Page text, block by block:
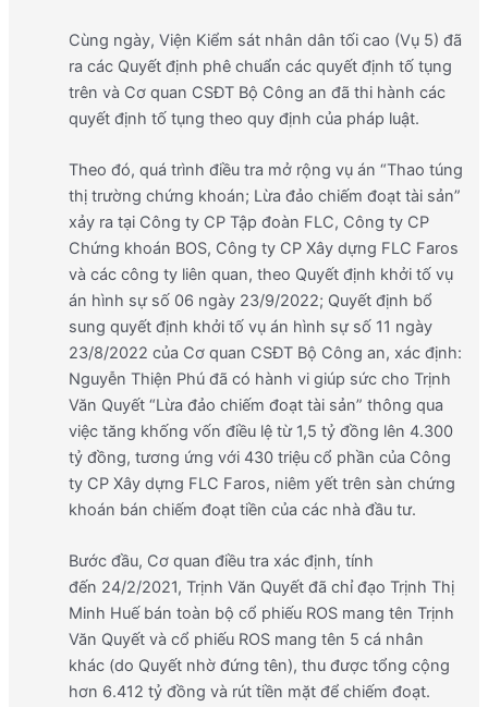
Cùng ngày, Viện Kiểm sát nhân dân tối cao (Vụ 5) đã
ra các Quyết định phê chuẩn các quyết định tố tụng
trên và Cơ quan CSĐT Bộ Công an đã thi hành các
quyết định tố tụng theo quy định của pháp luật.
Theo đó, quá trình điều tra mở rộng vụ án “Thao túng
thị trường chứng khoán; Lừa đảo chiếm đoạt tài sản”
xảy ra tại Công ty CP Tập đoàn FLC, Công ty CP
Chứng khoán BOS, Công ty CP Xây dựng FLC Faros
và các công ty liên quan, theo Quyết định khởi tố vụ
án hình sự số 06 ngày 23/9/2022; Quyết định bổ
sung quyết định khởi tố vụ án hình sự số 11 ngày
23/8/2022 của Cơ quan CSĐT Bộ Công an, xác định:
Nguyễn Thiện Phú đã có hành vi giúp sức cho Trịnh
Văn Quyết “Lừa đảo chiếm đoạt tài sản” thông qua
việc tăng khống vốn điều lệ từ 1,5 tỷ đồng lên 4.300
tỷ đồng, tương ứng với 430 triệu cổ phần của Công
ty CP Xây dựng FLC Faros, niêm yết trên sàn chứng
khoán bán chiếm đoạt tiền của các nhà đầu tư.
Bước đầu, Cơ quan điều tra xác định, tính
đến 24/2/2021, Trịnh Văn Quyết đã chỉ đạo Trịnh Thị
Minh Huế bán toàn bộ cổ phiếu ROS mang tên Trịnh
Văn Quyết và cổ phiếu ROS mang tên 5 cá nhân
khác (do Quyết nhờ đứng tên), thu được tổng cộng
hơn 6.412 tỷ đồng và rút tiền mặt để chiếm đoạt.